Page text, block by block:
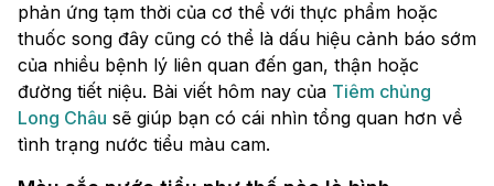
phản ứng tạm thời của cơ thể với thực phẩm hoặc
thuốc song đây cũng có thể là dấu hiệu cảnh báo sớm
của nhiều bệnh lý liên quan đến gan, thận hoặc
đường tiết niệu. Bài viết hôm nay của Tiêm chủng
Long Châu sẽ giúp bạn có cái nhìn tổng quan hơn về
tình trạng nước tiểu màu cam.